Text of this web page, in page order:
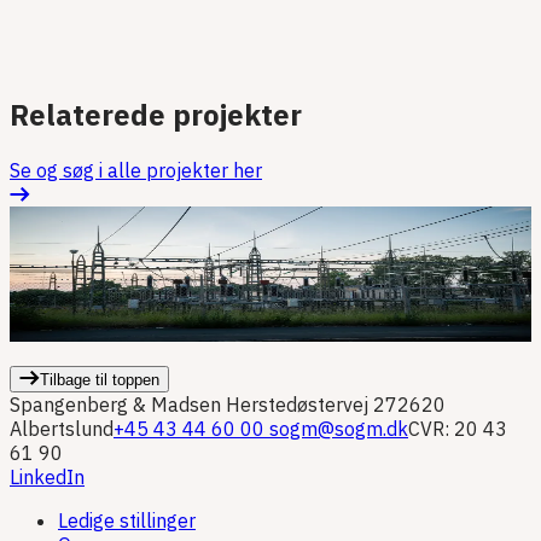
Relaterede projekter
Se og søg i alle projekter her
Industri
Industri/lager
Højspænding StærkstrømForsyning/
132/10 kV transformerstation for stor, dansk industrikunde
Tilbage til toppen
Spangenberg & Madsen Herstedøstervej 272620
Albertslund+45 43 44 60 00 sogm@sogm.dkCVR: 20 43
61 90
LinkedIn
Ledige stillinger